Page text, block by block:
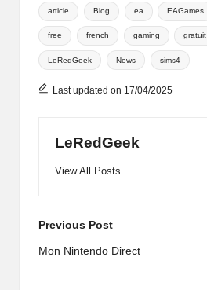
Tags:
article Blog ea EAGames
free french gaming gratuit
LeRedGeek News sims4
Last updated on 17/04/2025
LeRedGeek
View All Posts
Post
navigation
Previous Post
Mon Nintendo Direct